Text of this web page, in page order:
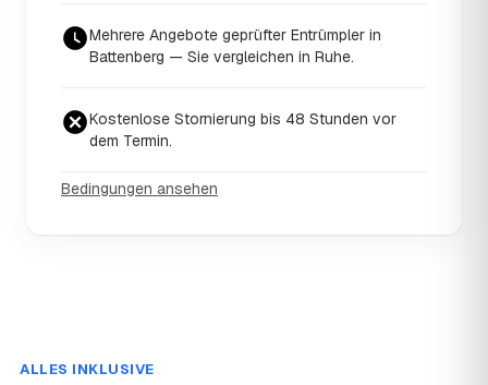
Mehrere Angebote geprüfter Entrümpler in
Battenberg — Sie vergleichen in Ruhe.
Kostenlose Stornierung bis 48 Stunden vor
dem Termin.
Bedingungen ansehen
ALLES INKLUSIVE